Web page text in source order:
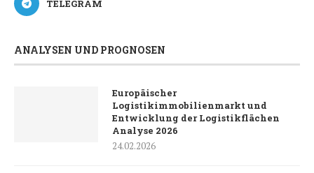
TELEGRAM
ANALYSEN UND PROGNOSEN
Europäischer
Logistikimmobilienmarkt und
Entwicklung der Logistikflächen
Analyse 2026
24.02.2026